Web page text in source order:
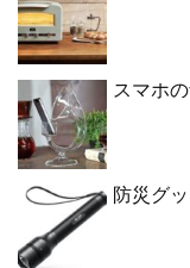
スマホ
防災グ